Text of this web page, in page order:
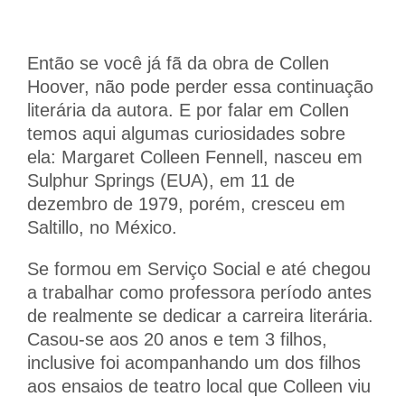
Então se você já fã da obra de Collen
Hoover, não pode perder essa continuação
literária da autora. E por falar em Collen
temos aqui algumas curiosidades sobre
ela: Margaret Colleen Fennell, nasceu em
Sulphur Springs (EUA), em 11 de
dezembro de 1979, porém, cresceu em
Saltillo, no México.
Se formou em Serviço Social e até chegou
a trabalhar como professora período antes
de realmente se dedicar a carreira literária.
Casou-se aos 20 anos e tem 3 filhos,
inclusive foi acompanhando um dos filhos
aos ensaios de teatro local que Colleen viu